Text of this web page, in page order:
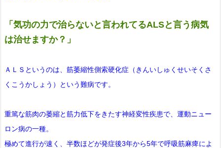
「気功の力で治らないと言われてるALSと言う病気
は治せますか？」
ＡＬＳというのは、筋萎縮性側索硬化症（きんいしゅくせいそくさ
くこうかしょう）という難病です。
重篤な筋肉の萎縮と筋力低下をきたす神経変性疾患で、運動ニュー
ロン病の一種。
極めて進行が速く、半数ほどが発症後3年から5年で呼吸筋麻痺によ